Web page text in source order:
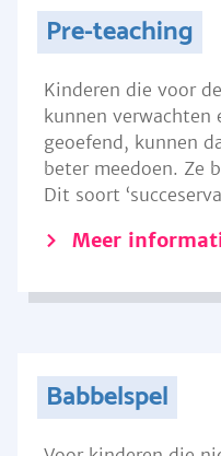
Pre-teaching
Kinderen die voor
kunnen verwachten
geoefend, kunnen
beter meedoen. Ze
Dit soort
Meer
Babbelspel